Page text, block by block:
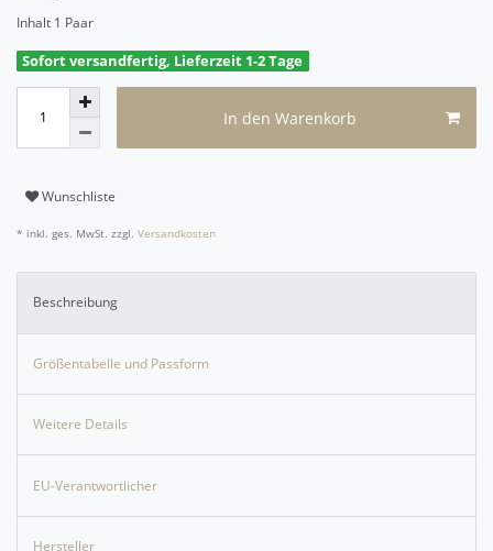
Inhalt 1 Paar
Sofort versandfertig, Lieferzeit 1-2 Tage
In den Warenkorb
Wunschliste
* inkl. ges. MwSt. zzgl. Versandkosten
Beschreibung
Größentabelle und Passform
Weitere Details
EU-Verantwortlicher
Hersteller